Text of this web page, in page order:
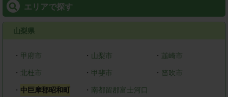
エリアで探す
山梨県
・ 甲府市 ・ 山梨市 ・ 韮崎市
・ 北杜市 ・ 甲斐市 ・ 笛吹市
・ 中巨摩郡昭和町 ・ 南都留郡富士河口